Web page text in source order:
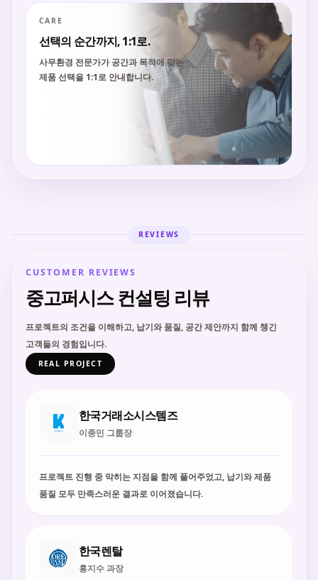
CARE
선택의 순간까지, 1:1로.
사무환경 전문가가 공간과 목적에 맞는
제품 선택을 1:1로 안내합니다.
REVIEWS
CUSTOMER REVIEWS
중고퍼시스 컨설팅 리뷰
프로젝트의 조건을 이해하고, 납기와 품질, 공간 제안까지 함께 챙긴
고객들의 경험입니다.
REAL PROJECT
한국거래소시스템즈
이종민 그룹장
프로젝트 진행 중 막히는 지점을 함께 풀어주었고, 납기와 제품
품질 모두 만족스러운 결과로 이어졌습니다.
한국렌탈
홍지수 과장